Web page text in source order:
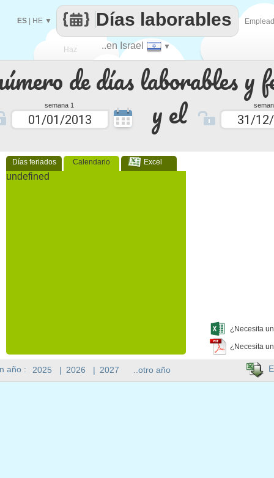
de días laborables y
semana 1 y el
Días feriados Calendario Excel
undefined
¿Necesita
¿Necesita
Haz
que
..en Israel ▼
Días laborables
ES HE ▼
año : 2025 | 2026 | 2027 ..otro año